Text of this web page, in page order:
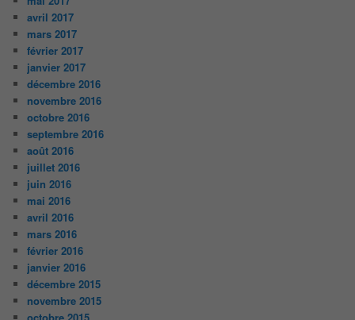
avril 2017
mars 2017
février 2017
janvier 2017
décembre 2016
novembre 2016
octobre 2016
septembre 2016
août 2016
juillet 2016
juin 2016
mai 2016
avril 2016
mars 2016
février 2016
janvier 2016
décembre 2015
novembre 2015